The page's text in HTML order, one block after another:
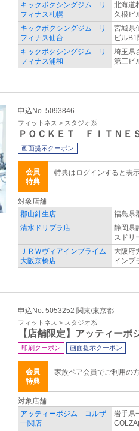
キックボクシングジム リ
フィナス札幌
北海道
久根ビ
キックボクシングジム リ
フィナス仙台
宮城県
ビルB1
キックボクシングジム リ
フィナス浦和
埼玉県
第三ビ
申込No. 5093846
フィットネス > スタジオ系
ＰＯＣＫＥＴ ＦＩＴＮＥ
画面提示クーポン
会員
特典
特典はログインすると表
対象店舗
郡山針生店
福島県
清水ドリプラ店
静岡県
スドリ
ＪＲＷヴィアインプライム
大阪京橋店
大阪府
インプ
申込No. 5053252 関東/東京都
フィットネス > スタジオ系
【店舗限定】アッティーボ
印刷クーポン 画面提示クーポン
会員
特典
家族ペア会員でご利用の
対象店舗
アッティーボジム コルザ
一関店
岩手県
COLZA